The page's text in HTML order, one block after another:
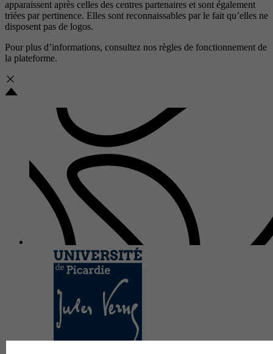
apparaissent après celles des centres partenaires et sont également
triées par pertinence. Elles sont reconnaissables par le fait qu’elles ne
disposent pas de logos.
Pour plus d’informations, consultez nos règles de fonctionnement de
la plateforme.